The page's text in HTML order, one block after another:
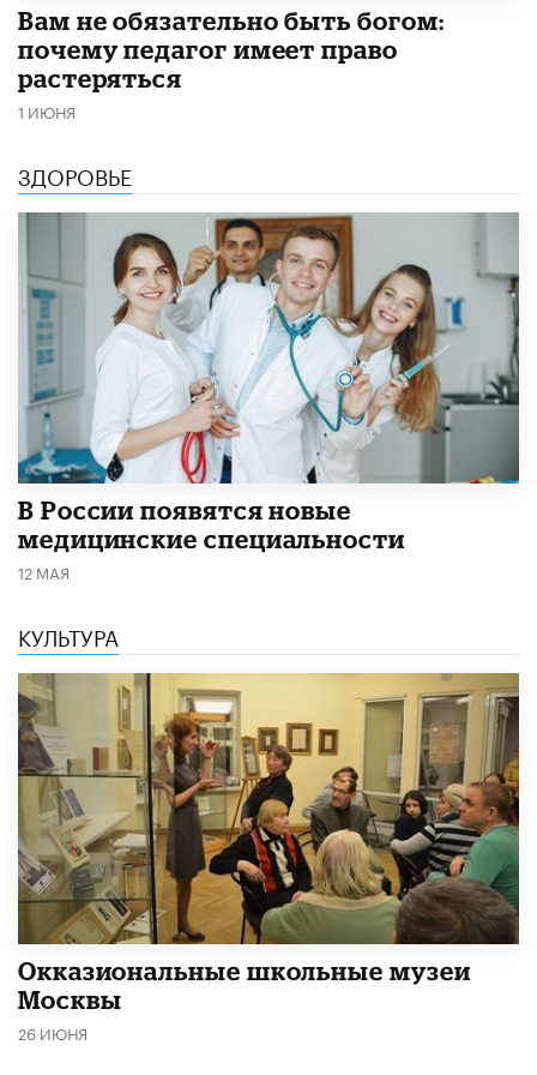
​Вам не обязательно быть богом:
почему педагог имеет право
растеряться
1 ИЮНЯ
ЗДОРОВЬЕ
В России появятся новые
медицинские специальности
12 МАЯ
КУЛЬТУРА
​Окказиональные школьные музеи
Москвы
26 ИЮНЯ